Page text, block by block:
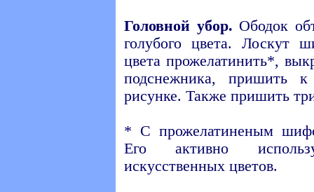
Головной убор. Ободок
голубого цвета. Лоскут
цвета прожелатинить*,
подснежника, пришить
рисунке. Также пришить
* С прожелатиненым
Его активно
искусственных цветов.